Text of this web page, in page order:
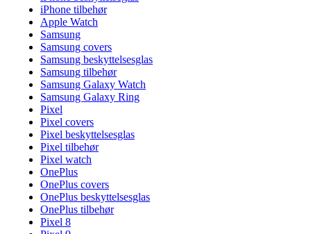
iPhone tilbehør
Apple Watch
Samsung
Samsung covers
Samsung beskyttelsesglas
Samsung tilbehør
Samsung Galaxy Watch
Samsung Galaxy Ring
Pixel
Pixel covers
Pixel beskyttelsesglas
Pixel tilbehør
Pixel watch
OnePlus
OnePlus covers
OnePlus beskyttelsesglas
OnePlus tilbehør
Pixel 8